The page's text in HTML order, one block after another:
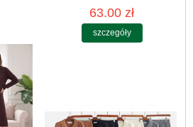
63.00 zł
szczegóły